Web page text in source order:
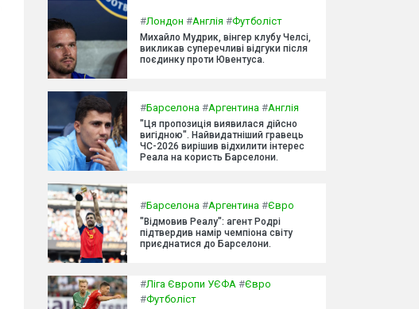
#Лондон #Англія #Футболіст
Михайло Мудрик, вінгер клубу Челсі,
викликав суперечливі відгуки після
поєдинку проти Ювентуса.
#Барселона #Аргентина #Англія
"Ця пропозиція виявилася дійсно
вигідною". Найвидатніший гравець
ЧС-2026 вирішив відхилити інтерес
Реала на користь Барселони.
#Барселона #Аргентина #Євро
"Відмовив Реалу": агент Родрі
підтвердив намір чемпіона світу
приєднатися до Барселони.
#Ліга Європи УЄФА #Євро
#Футболіст